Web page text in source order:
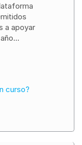
a apoyar
curso?